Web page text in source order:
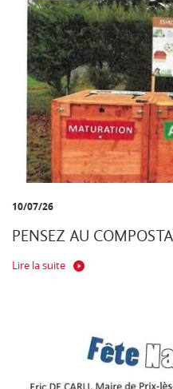
10/07/26
PENSEZ AU
Lire la suite